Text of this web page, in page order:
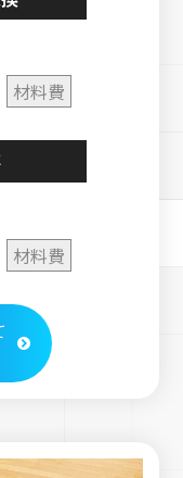
材料費
材料費